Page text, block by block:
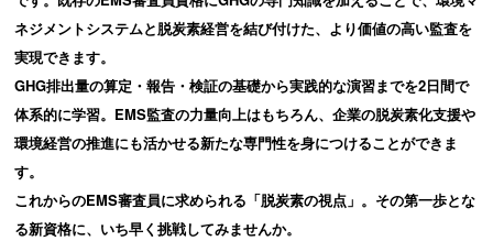
ネジメントシステムと脱炭素経営を結び付けた、より価値の高い監査を
実現できます。
GHG排出量の算定・報告・検証の基礎から実践的な演習までを2日間で
体系的に学習。EMS監査の力量向上はもちろん、企業の脱炭素化支援や
環境経営の推進にも活かせる新たな専門性を身につけることができま
す。
これからのEMS審査員に求められる「脱炭素の視点」。その第一歩とな
る新資格に、いち早く挑戦してみませんか。